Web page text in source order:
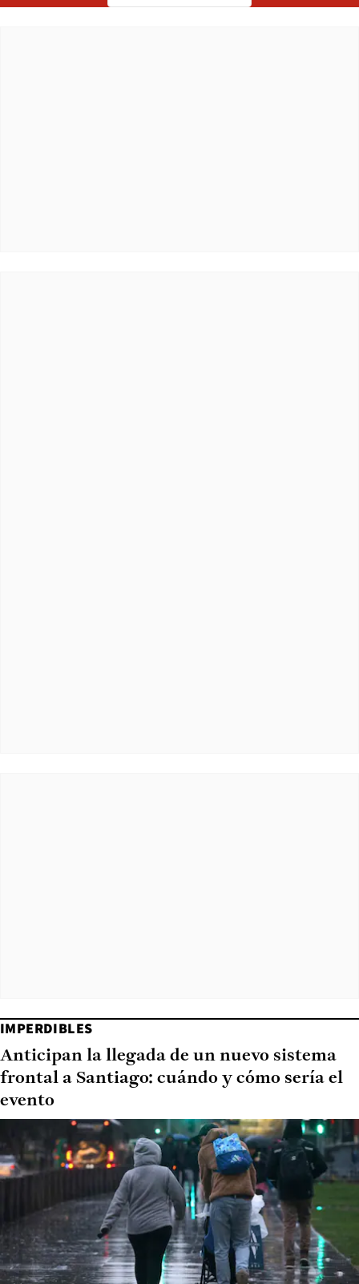
IMPERDIBLES
Anticipan la llegada de un nuevo sistema
frontal a Santiago: cuándo y cómo sería el
evento